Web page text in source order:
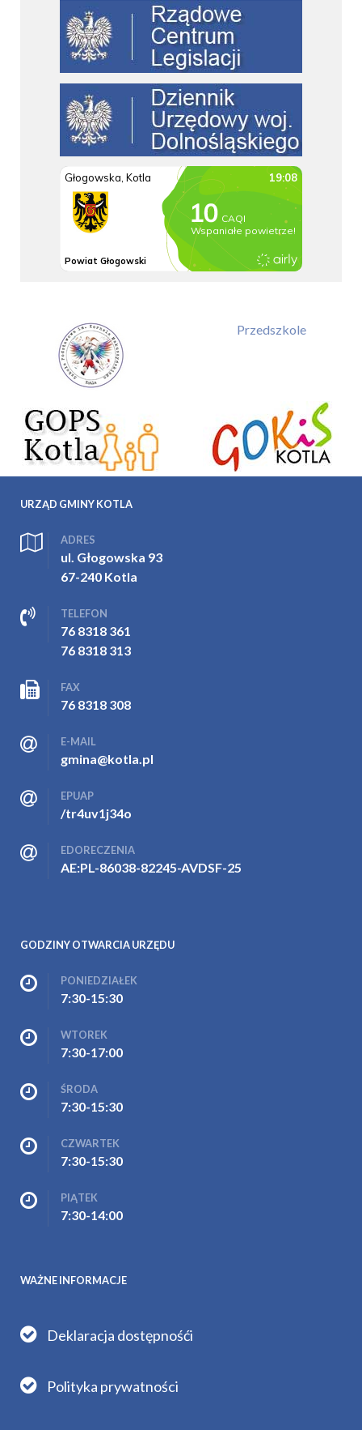
Przedszkole
URZĄD GMINY KOTLA
ADRES
ul. Głogowska 93
67-240 Kotla
TELEFON
76 8318 361
76 8318 313
FAX
76 8318 308
E-MAIL
gmina@kotla.pl
EPUAP
/tr4uv1j34o
EDORECZENIA
AE:PL-86038-82245-AVDSF-25
GODZINY OTWARCIA URZĘDU
PONIEDZIAŁEK
7:30-15:30
WTOREK
7:30-17:00
ŚRODA
7:30-15:30
CZWARTEK
7:30-15:30
PIĄTEK
7:30-14:00
WAŻNE INFORMACJE
Deklaracja dostępnośći
Polityka prywatności